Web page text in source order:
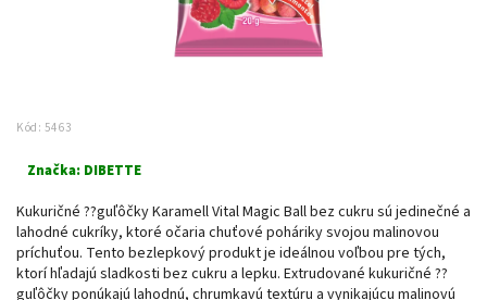
Kód: 5463
Značka: DIBETTE
Kukuričné ??guľôčky Karamell Vital Magic Ball bez cukru sú jedinečné a
lahodné cukríky, ktoré očaria chuťové poháriky svojou malinovou
príchuťou. Tento bezlepkový produkt je ideálnou voľbou pre tých,
ktorí hľadajú sladkosti bez cukru a lepku. Extrudované kukuričné ??
guľôčky ponúkajú lahodnú, chrumkavú textúru a vynikajúcu malinovú